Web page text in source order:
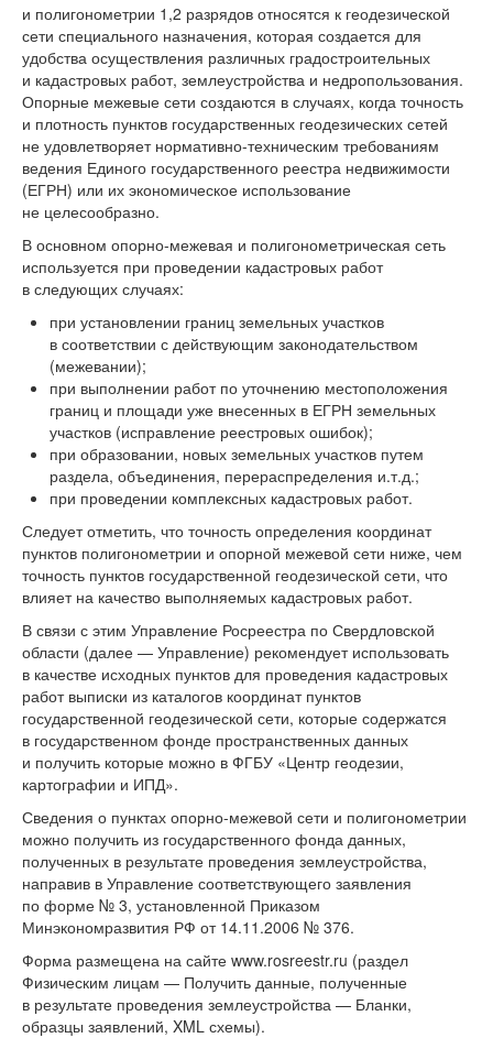
и полигонометрии 1,2 разрядов относятся к геодезической
сети специального назначения, которая создается для
удобства осуществления различных градостроительных
и кадастровых работ, землеустройства и недропользования.
Опорные межевые сети создаются в случаях, когда точность
и плотность пунктов государственных геодезических сетей
не удовлетворяет нормативно-техническим требованиям
ведения Единого государственного реестра недвижимости
(ЕГРН) или их экономическое использование
не целесообразно.
В основном опорно-межевая и полигонометрическая сеть
используется при проведении кадастровых работ
в следующих случаях:
при установлении границ земельных участков
в соответствии с действующим законодательством
(межевании);
при выполнении работ по уточнению местоположения
границ и площади уже внесенных в ЕГРН земельных
участков (исправление реестровых ошибок);
при образовании, новых земельных участков путем
раздела, объединения, перераспределения и.т.д.;
при проведении комплексных кадастровых работ.
Следует отметить, что точность определения координат
пунктов полигонометрии и опорной межевой сети ниже, чем
точность пунктов государственной геодезической сети, что
влияет на качество выполняемых кадастровых работ.
В связи с этим Управление Росреестра по Свердловской
области (далее — Управление) рекомендует использовать
в качестве исходных пунктов для проведения кадастровых
работ выписки из каталогов координат пунктов
государственной геодезической сети, которые содержатся
в государственном фонде пространственных данных
и получить которые можно в ФГБУ «Центр геодезии,
картографии и ИПД».
Сведения о пунктах опорно-межевой сети и полигонометрии
можно получить из государственного фонда данных,
полученных в результате проведения землеустройства,
направив в Управление соответствующего заявления
по форме № 3, установленной Приказом
Минэкономразвития РФ от 14.11.2006 № 376.
Форма размещена на сайте www.rosreestr.ru (раздел
Физическим лицам — Получить данные, полученные
в результате проведения землеустройства — Бланки,
образцы заявлений, XML схемы).